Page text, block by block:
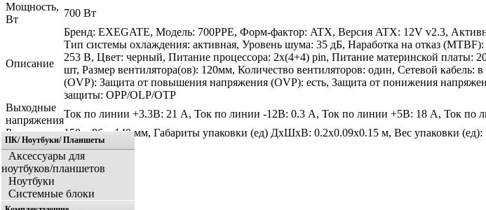
Мощность,
Вт
700 Вт
Описание
Бренд: EXEGATE, Модель: 700PPE, Форм-фактор: ATX, Версия ATX: 12V v2.3,
Тип системы охлаждения: активная, Уровень шума: 35 дБ, Наработка на отказ
253 В, Цвет: черный, Питание процессора: 2x(4+4) pin, Питание материнской платы:
шт, Размер вентилятора(ов): 120мм, Количество вентиляторов: один, Сетевой
(OVP): Защита от повышения напряжения (OVP): есть, Защита от понижения
защиты: OPP/OLP/OTP
Выходные
напряжения
Ток по линии +3.3В: 21 A, Ток по линии -12В: 0.3 A, Ток по линии +5В: 18 A, Ток по
Размер
150 х 86 х 140 мм, Габариты упаковки (ед) ДхШхВ: 0.2x0.09x0.15 м, Вес упаковки (ед):
ПК/ Ноутбуки/ Планшеты
Аксессуары для
ноутбуков/планшетов
Ноутбуки
Системные блоки